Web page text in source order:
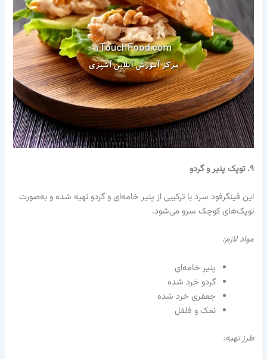
۹. توپک پنیر و گردو
این فینگرفود سرد با ترکیبی از پنیر خامه‌ای و گردو تهیه شده و به‌صورت
توپک‌های کوچک سرو می‌شود.
مواد لازم:
پنیر خامه‌ای
گردو خرد شده
جعفری خرد شده
نمک و فلفل
طرز تهیه: